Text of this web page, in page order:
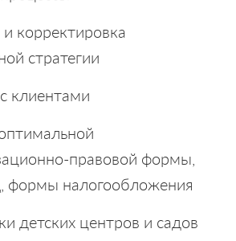
корректировка
стратегии
клиентами
правовой формы,
налогообложения
детских центров и садов